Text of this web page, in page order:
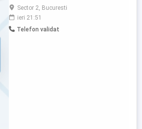
Sector 2, Bucuresti
ieri 21:51
Telefon validat